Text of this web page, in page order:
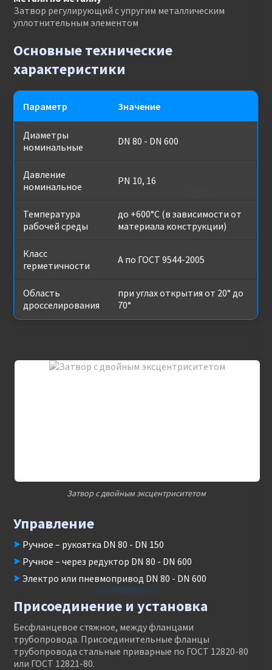
Затвор регулирующий с упругим металлическим
уплотнительным элементом
Основные технические
характеристики
Параметр Значение
Диаметры
номинальные
DN 80 - DN 600
Давление
номинальное
PN 10, 16
Температура
рабочей среды
до +600°C (в зависимости от
материала конструкции)
Класс
герметичности
А по ГОСТ 9544-2005
Область
дросселирования
при углах открытия от 20° до
70°
Затвор с двойным эксцентриситетом
Управление
Ручное – рукоятка DN 80 - DN 150
Ручное – через редуктор DN 80 - DN 600
Электро или пневмопривод DN 80 - DN 600
Присоединение и установка
Бесфланцевое стяжное, между фланцами
трубопровода. Присоединительные фланцы
трубопровода стальные приварные по ГОСТ 12820-80
или ГОСТ 12821-80.